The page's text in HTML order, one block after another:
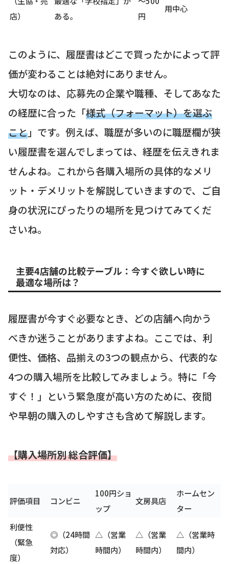
店）
ある。
円
用中心
このように、履歴書はどこで買ったかによって評
価が変わることは絶対にありません。
大切なのは、応募先の企業や職種、そしてあなた
の経歴に合った「様式（フォーマット）を選ぶ
こと」です。例えば、職歴が多いのに職歴欄が狭
い履歴書を選んでしまっては、経歴を伝えきれま
せんよね。これから各購入場所の具体的なメリ
ット・デメリットを解説していきますので、ご自
身の状況にぴったりの場所を見つけてみてくだ
さいね。
主要4店舗の比較テーブル：今すぐ欲しい時に
最適な場所は？
履歴書が今すぐ必要なとき、どの店舗へ向かう
べきか迷うことがありますよね。ここでは、利
便性、価格、品揃えの3つの観点から、代表的な
4つの購入場所を比較してみましょう。特に「今
すぐ！」という緊急度が高い方のために、夜間
や早朝の購入のしやすさも含めて解説します。
【購入場所別 総合評価】
評価項目 コンビニ
100円ショ
ップ
文房具店
ホームセン
ター
利便性
（緊急
度）
◎（24時間
対応）
△（営業
時間内）
△（営業
時間内）
△（営業時
間内）